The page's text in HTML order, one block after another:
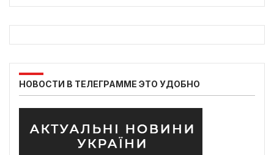
НОВОСТИ В ТЕЛЕГРАММЕ ЭТО УДОБНО